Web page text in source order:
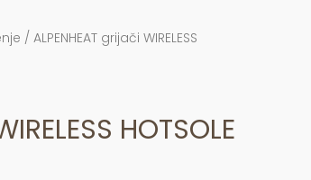
/ ALPENHEAT grijači WIRELESS
HOTSOLE